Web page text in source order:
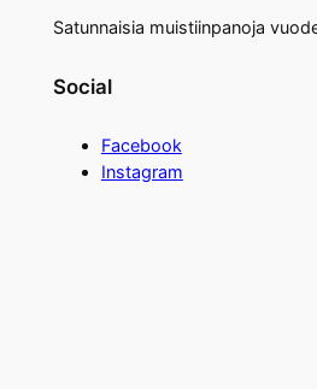
Satunnaisia muistiinpanoja
Social
Facebook
Instagram